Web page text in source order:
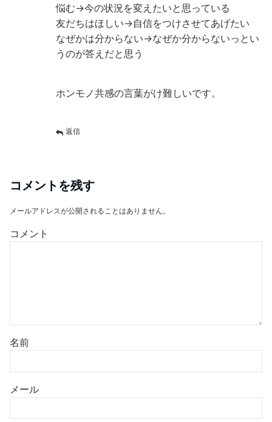
悩む→今の状況を変えたいと思っている
友だちはほしい→自信をつけさせてあげたい
なぜかは分からない→なぜか分からないっとい
うのが答えだと思う
ホンモノ共感の言葉がけ難しいです。
返信
コメントを残す
メールアドレスが公開されることはありません。
コメント
名前
メール